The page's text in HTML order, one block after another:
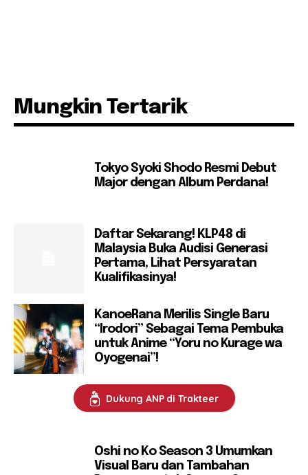
Mungkin Tertarik
Tokyo Syoki Shodo Resmi Debut
Major dengan Album Perdana!
Daftar Sekarang! KLP48 di
Malaysia Buka Audisi Generasi
Pertama, Lihat Persyaratan
Kualifikasinya!
KanoeRana Merilis Single Baru
“Irodori” Sebagai Tema Pembuka
untuk Anime “Yoru no Kurage wa
Oyogenai”!
Dukung ANP di Trakteer
Oshi no Ko Season 3 Umumkan
Visual Baru dan Tambahan